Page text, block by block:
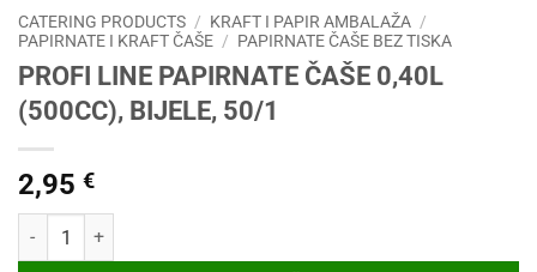
CATERING PRODUCTS / KRAFT I PAPIR AMBALAŽA /
PAPIRNATE I KRAFT ČAŠE / PAPIRNATE ČAŠE BEZ TISKA
PROFI LINE PAPIRNATE ČAŠE 0,40L
(500CC), BIJELE, 50/1
2,95 €
PROFI LINE PAPIRNATE ČAŠE 0,40L (500CC), BIJELE, 50/1 količina